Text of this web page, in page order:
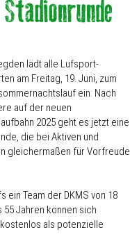
lädt alle Lufsport-
am Freitag, 19. Juni, zum
ein: Nach
auf der neuen
2025 geht es jetzt eine
die bei Aktiven und
gleichermaßen für Vorfreude
ein Team der DKMS von 18
55 Jahren können sich
als potenzielle